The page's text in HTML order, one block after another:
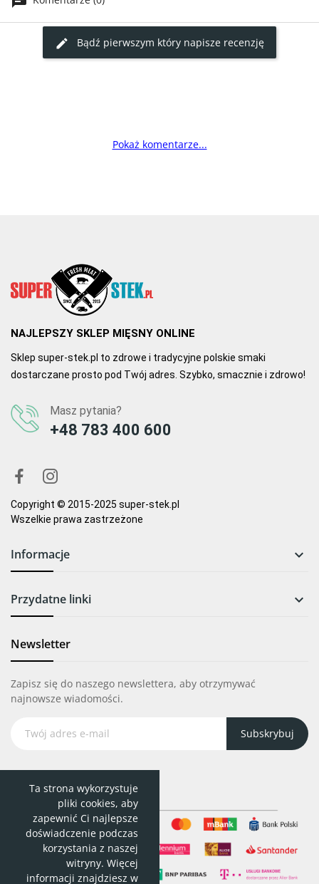
Bądź pierwszym który napisze recenzję
Pokaż komentarze...
NAJLEPSZY SKLEP MIĘSNY ONLINE
Sklep super-stek.pl to zdrowe i tradycyjne polskie smaki
dostarczane prosto pod Twój adres. Szybko, smacznie i zdrowo!
Masz pytania?
+48 783 400 600
Copyright © 2015-2025 super-stek.pl
Wszelkie prawa zastrzeżone
Informacje 
Przydatne linki 
Newsletter
Zapisz się do naszego newslettera, aby otrzymywać
najnowsze wiadomości.
Subskrybuj
Ta strona wykorzystuje
pliki cookies, aby
zapewnić Ci najlepsze
doświadczenie podczas
korzystania z naszej
witryny. Więcej
informacji znajdziesz w